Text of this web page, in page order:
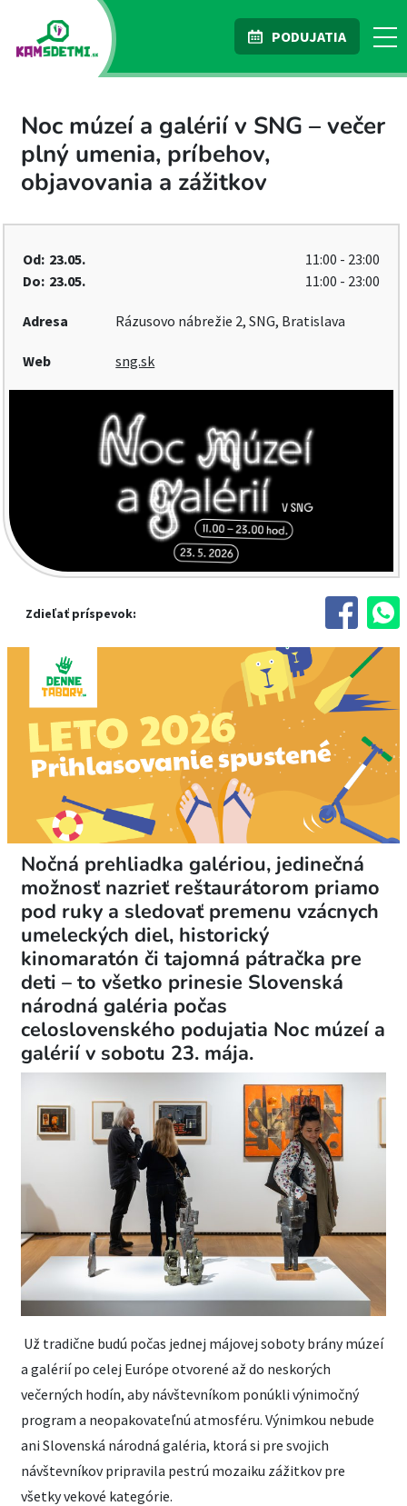
PODUJATIA
Noc múzeí a galérií v SNG – večer
plný umenia, príbehov,
objavovania a zážitkov
Od: 23.05.
11:00 - 23:00
Do: 23.05. 11:00 - 23:00
Adresa Rázusovo nábrežie 2, SNG, Bratislava
Web sng.sk
Zdieľať príspevok:
Nočná prehliadka galériou, jedinečná
možnosť nazrieť reštaurátorom priamo
pod ruky a sledovať premenu vzácnych
umeleckých diel, historický
kinomaratón či tajomná pátračka pre
deti – to všetko prinesie Slovenská
národná galéria počas
celoslovenského podujatia Noc múzeí a
galérií v sobotu 23. mája.
Už tradične budú počas jednej májovej soboty brány múzeí
a galérií po celej Európe otvorené až do neskorých
večerných hodín, aby návštevníkom ponúkli výnimočný
program a neopakovateľnú atmosféru. Výnimkou nebude
ani Slovenská národná galéria, ktorá si pre svojich
návštevníkov pripravila pestrú mozaiku zážitkov pre
všetky vekové kategórie.